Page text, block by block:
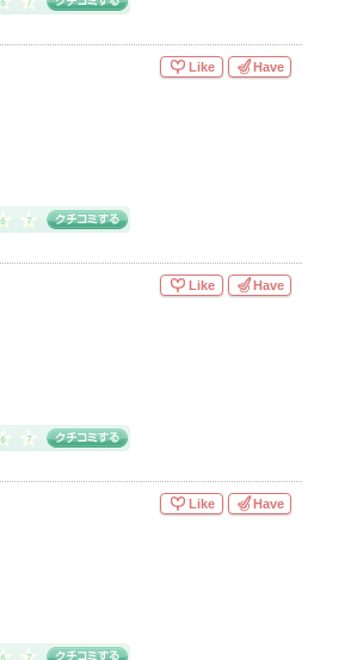
Like Have
Like Have
Like Have